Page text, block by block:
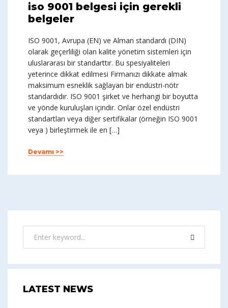
iso 9001 belgesi için gerekli
belgeler
ISO 9001, Avrupa (EN) ve Alman standardı (DIN)
olarak geçerliliği olan kalite yönetim sistemleri için
uluslararası bir standarttır. Bu spesiyaliteleri
yeterince dikkat edilmesi Firmanızı dikkate almak
maksimum esneklik sağlayan bir endüstri-nötr
standardıdır. ISO 9001 şirket ve herhangi bir boyutta
ve yönde kuruluşları içindir. Onlar özel endüstri
standartları veya diğer sertifikalar (örneğin ISO 9001
veya ) birleştirmek ile en […]
Devamı >>
LATEST NEWS